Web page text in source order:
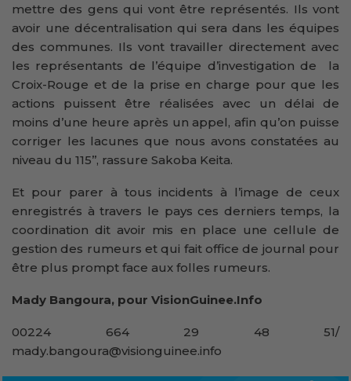
mettre des gens qui vont être représentés. Ils vont
avoir une décentralisation qui sera dans les équipes
des communes. Ils vont travailler directement avec
les représentants de l’équipe d’investigation de la
Croix-Rouge et de la prise en charge pour que les
actions puissent être réalisées avec un délai de
moins d’une heure après un appel, afin qu’on puisse
corriger les lacunes que nous avons constatées au
niveau du 115’’, rassure Sakoba Keita.
Et pour parer à tous incidents à l’image de ceux
enregistrés à travers le pays ces derniers temps, la
coordination dit avoir mis en place une cellule de
gestion des rumeurs et qui fait office de journal pour
être plus prompt face aux folles rumeurs.
Mady Bangoura, pour VisionGuinee.Info
00224 664 29 48 51/
mady.bangoura@visionguinee.info